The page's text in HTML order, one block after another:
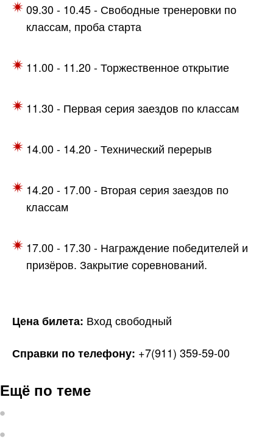
09.30 - 10.45 - Свободные тренеровки по
классам, проба старта
11.00 - 11.20 - Торжественное открытие
11.30 - Первая серия заездов по классам
14.00 - 14.20 - Технический перерыв
14.20 - 17.00 - Вторая серия заездов по
классам
17.00 - 17.30 - Награждение победителей и
призёров. Закрытие соревнований.
Цена билета: Вход свободный
Справки по телефону: +7(911) 359-59-00
Ещё по теме